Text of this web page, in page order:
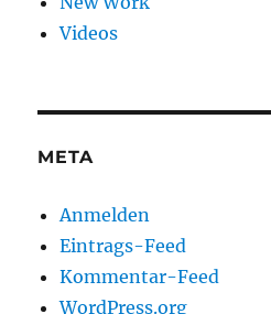
Videos
META
Anmelden
Eintrags-Feed
Kommentar-Feed
WordPress.org